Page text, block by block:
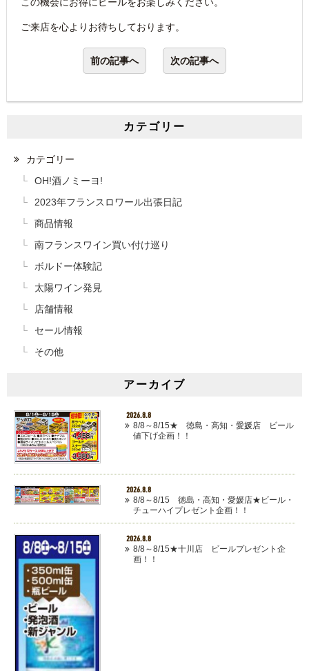
ご来店を心よりお待ちしております。
前の記事へ 次の記事へ
カテゴリー
カテゴリー
OH!酒ノミーヨ!
2023年フランスロワール出張日記
商品情報
南フランスワイン買い付け巡り
ボルドー体験記
太陽ワイン発見
店舗情報
セール情報
その他
アーカイブ
2026.8.8
8/8～8/15★ 徳島・高知・愛媛店 ビール
値下げ企画！！
2026.8.8
8/8～8/15 徳島・高知・愛媛店★ビール・
チューハイプレゼント企画！！
2026.8.8
8/8～8/15★十川店 ビールプレゼント企
画！！